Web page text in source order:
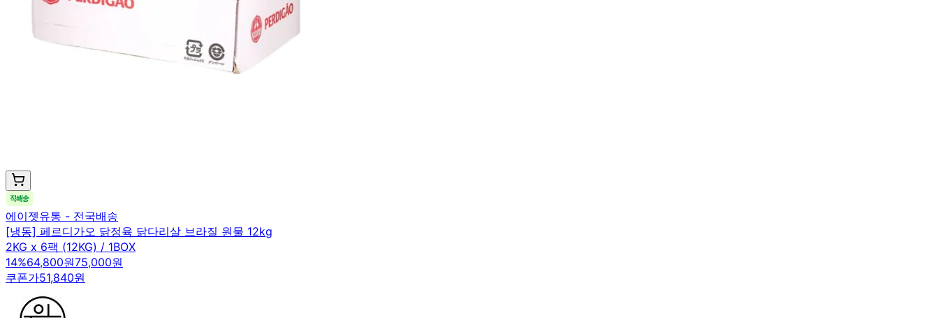
에이젯유통 - 전국배송
[냉동] 페르디가오 닭정육 닭다리살 브라질 원물 12kg
2KG x 6팩 (12KG) / 1BOX
14%64,800원75,000원
쿠폰가51,840원